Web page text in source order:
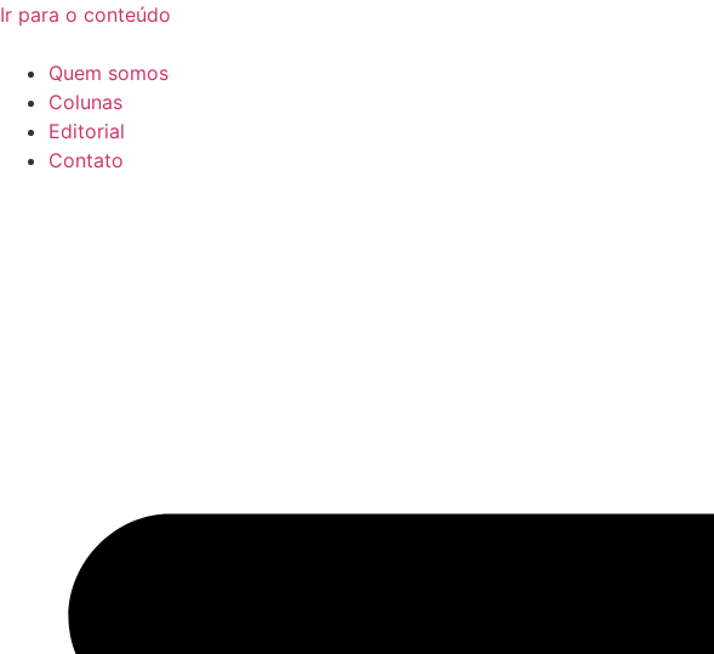
Ir para o conteúdo
Quem somos
Colunas
Editorial
Contato